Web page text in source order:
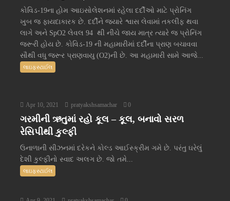
કોવિડ-19ના હોમ આઇસોલેશનમાં રહેલા દર્દીઓ માટે પ્રોનિંગ
ખુબ જ ફાયદાકારક છે. દર્દીને જ્યારે શ્વાસ લેવામાં તકલીફ થવા
લાગે અને SpO2 લેવલ 94 થી નીચે જાય માત્ર ત્યારે જ પ્રોનિંગ
જરૂરી હોય છે. કોવિડ-19 ની મહામારીમાં દર્દીના પ્રાણ બચાવવા
સૌથી વધુ જરૂર પ્રાણવાયુ (O2)ની છે. આ મહામારી સામે આજે...
લાઇફસ્ટાઈલ
Apr 10, 2021 pratyakshsamachar 0
ગરમીની ઋતુમાં રહો કૂલ – કૂલ, બનાવો સરળ
રેસિપીથી કુલ્ફી
ઉનાળાની સીઝનમાં દરેકને કોલ્ડ આઈસ્ક્રીમ ગમે છે. પરંતુ ઘરેલું
દેશી કુલ્ફીનો સ્વાદ અલગ છે. જો તમે...
લાઇફસ્ટાઈલ